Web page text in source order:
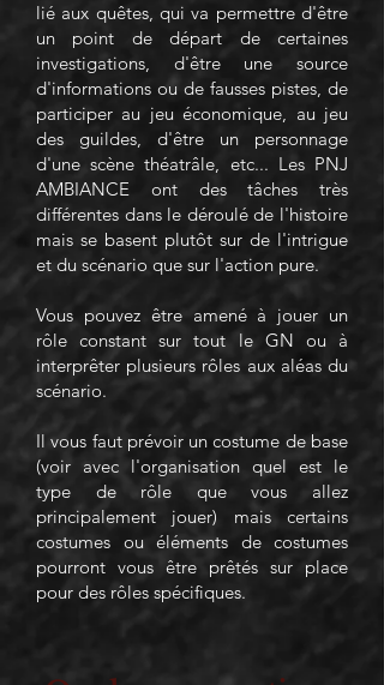
lié aux quêtes, qui va permettre d'être
un point de départ de certaines
investigations, d'être une source
d'informations ou de fausses pistes, de
participer au jeu économique, au jeu
des guildes, d'être un personnage
d'une scène théatrâle, etc... Les PNJ
AMBIANCE ont des tâches très
différentes dans le déroulé de l'histoire
mais se basent plutôt sur de l'intrigue
et du scénario que sur l'action pure.
Vous pouvez être amené à jouer un
rôle constant sur tout le GN ou à
interprêter plusieurs rôles aux aléas du
scénario.
Il vous faut prévoir un costume de base
(voir avec l'organisation quel est le
type de rôle que vous allez
principalement jouer) mais certains
costumes ou éléments de costumes
pourront vous être prêtés sur place
pour des rôles spécifiques.